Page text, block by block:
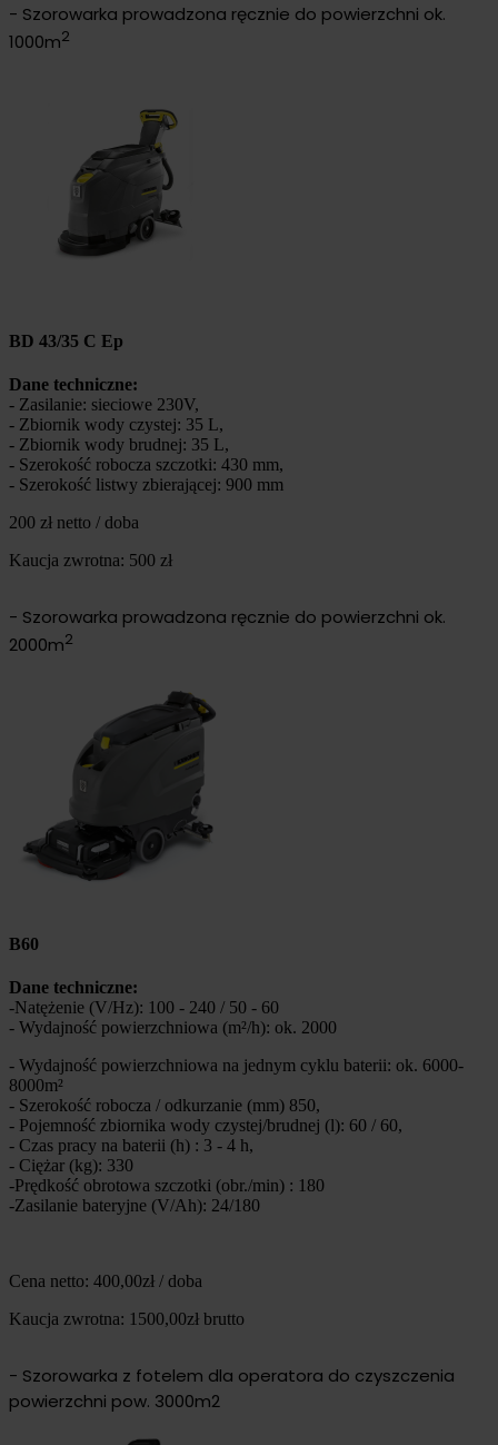
- Szorowarka prowadzona ręcznie do powierzchni ok.
1000m2
BD 43/35 C Ep
Dane techniczne:
- Zasilanie: sieciowe 230V,
- Zbiornik wody czystej: 35 L,
- Zbiornik wody brudnej: 35 L,
- Szerokość robocza szczotki: 430 mm,
- Szerokość listwy zbierającej: 900 mm
200 zł netto / doba
Kaucja zwrotna: 500 zł
- Szorowarka prowadzona ręcznie do powierzchni ok.
2000m2
B60
Dane techniczne:
-Natężenie (V/Hz): 100 - 240 / 50 - 60
- Wydajność powierzchniowa (m²/h): ok. 2000
- Wydajność powierzchniowa na jednym cyklu baterii: ok. 6000-
8000m²
- Szerokość robocza / odkurzanie (mm) 850,
- Pojemność zbiornika wody czystej/brudnej (l): 60 / 60,
- Czas pracy na baterii (h) : 3 - 4 h,
- Ciężar (kg): 330
-Prędkość obrotowa szczotki (obr./min) : 180
-Zasilanie bateryjne (V/Ah): 24/180
Cena netto: 400,00zł / doba
Kaucja zwrotna: 1500,00zł brutto
- Szorowarka z fotelem dla operatora do czyszczenia
powierzchni pow. 3000m2